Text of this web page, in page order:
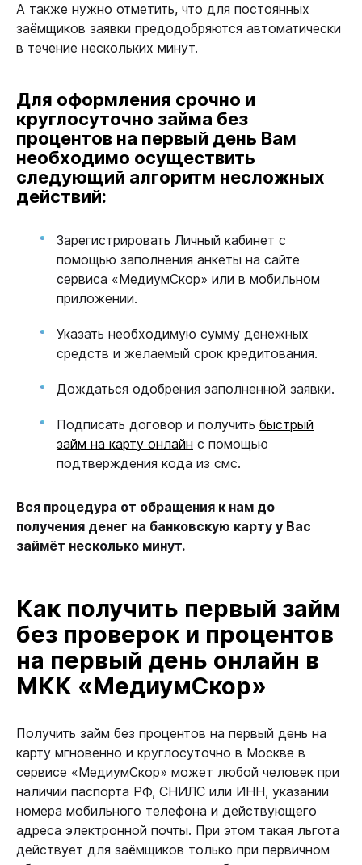
А также нужно отметить, что для постоянных
заёмщиков заявки предодобряются автоматически
в течение нескольких минут.
Для оформления срочно и
круглосуточно займа без
процентов на первый день Вам
необходимо осуществить
следующий алгоритм несложных
действий:
Зарегистрировать Личный кабинет с
помощью заполнения анкеты на сайте
сервиса «МедиумСкор» или в мобильном
приложении.
Указать необходимую сумму денежных
средств и желаемый срок кредитования.
Дождаться одобрения заполненной заявки.
Подписать договор и получить быстрый
займ на карту онлайн с помощью
подтверждения кода из смс.
Вся процедура от обращения к нам до
получения денег на банковскую карту у Вас
займёт несколько минут.
Как получить первый займ
без проверок и процентов
на первый день онлайн в
МКК «МедиумСкор»
Получить займ без процентов на первый день на
карту мгновенно и круглосуточно в Москве в
сервисе «МедиумСкор» может любой человек при
наличии паспорта РФ, СНИЛС или ИНН, указании
номера мобильного телефона и действующего
адреса электронной почты. При этом такая льгота
действует для заёмщиков только при первичном